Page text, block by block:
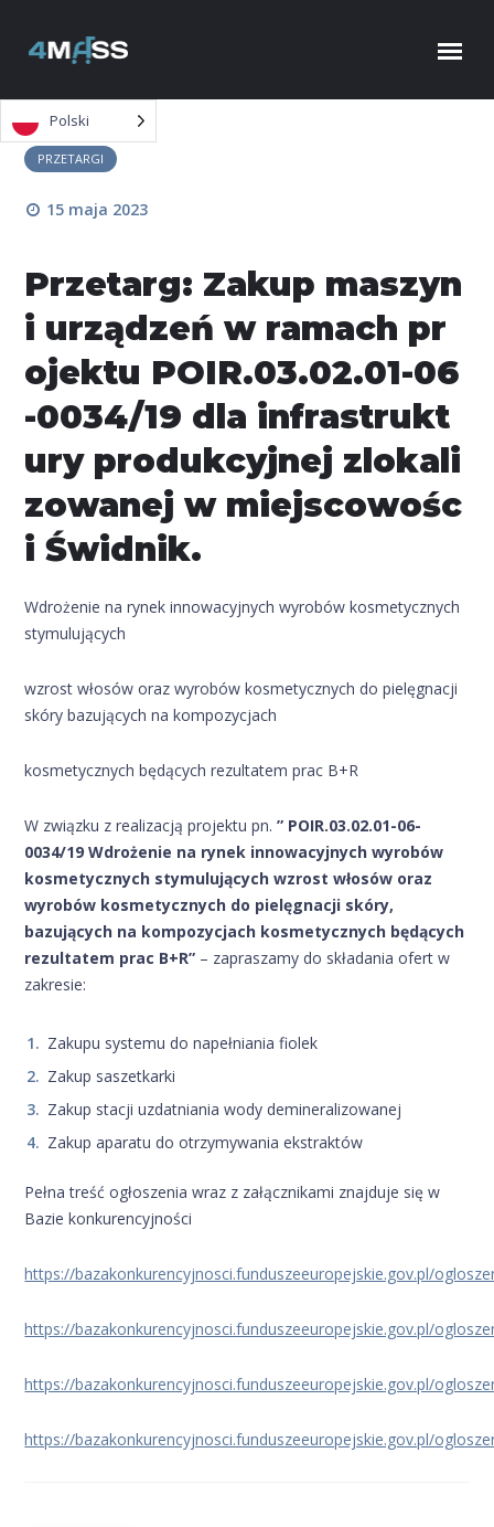
PRZETARGI
15 maja 2023
Przetarg: Zakup maszyn
i urządzeń w ramach pr
ojektu POIR.03.02.01-06
-0034/19 dla infrastrukt
ury produkcyjnej zlokali
zowanej w miejscowośc
i Świdnik.
Wdrożenie na rynek innowacyjnych wyrobów kosmetycznych
stymulujących
wzrost włosów oraz wyrobów kosmetycznych do pielęgnacji
skóry bazujących na kompozycjach
kosmetycznych będących rezultatem prac B+R
W związku z realizacją projektu pn.” POIR.03.02.01-06-
0034/19 Wdrożenie na rynek innowacyjnych wyrobów
kosmetycznych stymulujących wzrost włosów oraz
wyrobów kosmetycznych do pielęgnacji skóry,
bazujących na kompozycjach kosmetycznych będących
rezultatem prac B+R” – zapraszamy do składania ofert w
zakresie:
Zakupu systemu do napełniania fiolek
Zakup saszetkarki
Zakup stacji uzdatniania wody demineralizowanej
Zakup aparatu do otrzymywania ekstraktów
Pełna treść ogłoszenia wraz z załącznikami znajduje się w
Bazie konkurencyjności
https://bazakonkurencyjnosci.funduszeeuropejskie.gov.pl/
https://bazakonkurencyjnosci.funduszeeuropejskie.gov.pl/
https://bazakonkurencyjnosci.funduszeeuropejskie.gov.pl/
https://bazakonkurencyjnosci.funduszeeuropejskie.gov.pl/
Polski